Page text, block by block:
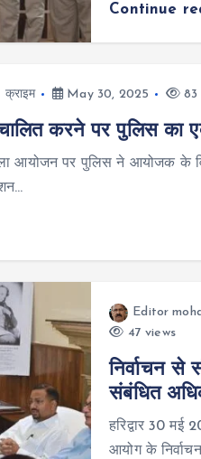
Continue
क्राइम May 30, 2025 83
करने पर पुलिस का
आयोजन पर पुलिस ने आयोजक के
Editor
47 views
निर्वाचन से
संबंधित
हरिद्वार 30 मई
आयोग के